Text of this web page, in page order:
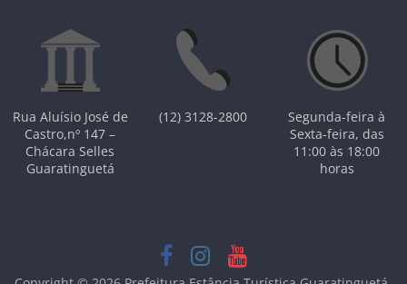
Rua Aluísio José de
Castro,nº 147 –
Chácara Selles
Guaratinguetá
(12) 3128-2800
Segunda-feira à
Sexta-feira, das
11:00 às 18:00
horas